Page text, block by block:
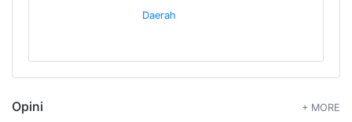
Daerah
Opini + MORE